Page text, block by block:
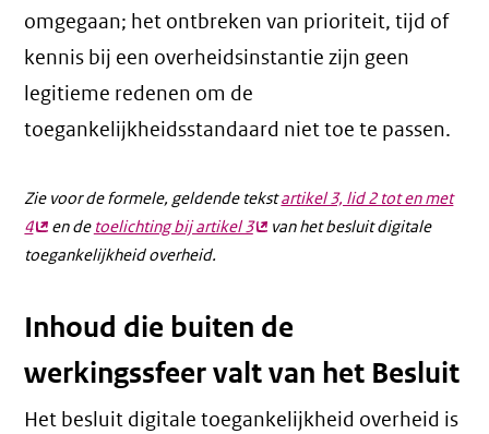
omgegaan; het ontbreken van prioriteit, tijd of
kennis bij een overheidsinstantie zijn geen
legitieme redenen om de
toegankelijkheidsstandaard niet toe te passen.
Zie voor de formele, geldende tekstartikel 3, lid 2 tot en met
4(externe
link)
en de toelichting bij artikel 3(externe
van het besluit digitale
toegankelijkheid overheid.
Inhoud die buiten de
werkingssfeer valt van het Besluit
Het besluit digitale toegankelijkheid overheid is